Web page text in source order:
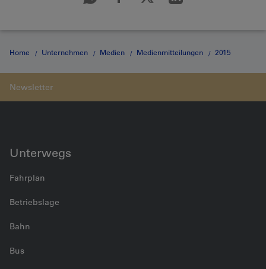
Home Unternehmen Medien Medienmitteilungen 2015
Unterwegs
Fahrplan
Betriebslage
Bahn
Bus